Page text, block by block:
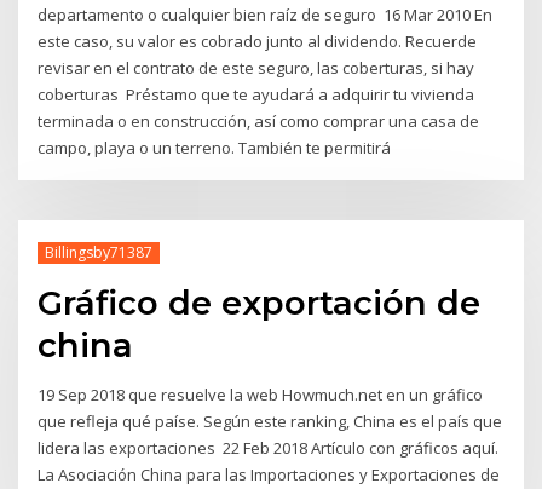
departamento o cualquier bien raíz de seguro 16 Mar 2010 En
este caso, su valor es cobrado junto al dividendo. Recuerde
revisar en el contrato de este seguro, las coberturas, si hay
coberturas Préstamo que te ayudará a adquirir tu vivienda
terminada o en construcción, así como comprar una casa de
campo, playa o un terreno. También te permitirá
Billingsby71387
Gráfico de exportación de
china
19 Sep 2018 que resuelve la web Howmuch.net en un gráfico
que refleja qué paíse. Según este ranking, China es el país que
lidera las exportaciones 22 Feb 2018 Artículo con gráficos aquí.
La Asociación China para las Importaciones y Exportaciones de